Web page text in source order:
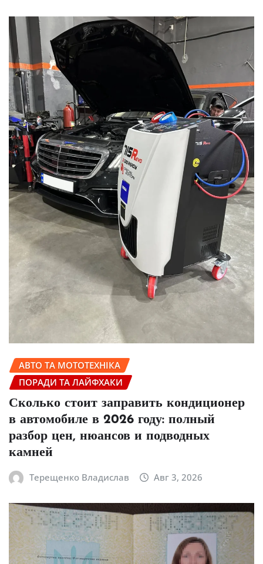
АВТО ТА МОТОТЕХНІКА
ПОРАДИ ТА ЛАЙФХАКИ
Сколько стоит заправить кондиционер
в автомобиле в 2026 году: полный
разбор цен, нюансов и подводных
камней
Терещенко Владислав Авг 3, 2026